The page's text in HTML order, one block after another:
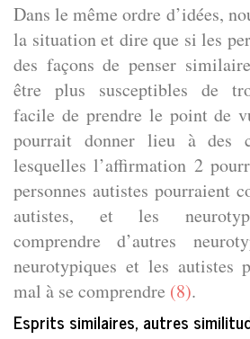
Dans le même ordre d’idées,
la situation et dire que si les
des façons de penser
être plus susceptibles de
facile de prendre le point de
pourrait donner lieu à des
lesquelles l’affirmation 2
personnes autistes pourraient
autistes, et les
comprendre d’autres
neurotypiques et les autistes
mal à se comprendre (8).
Esprits similaires, autres